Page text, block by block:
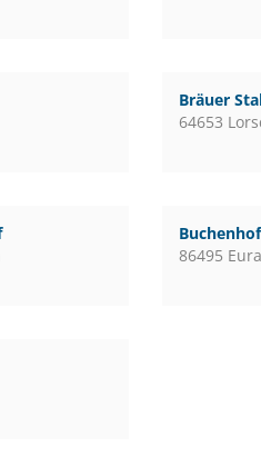
Bräuer
64653
Buchenhof
86495